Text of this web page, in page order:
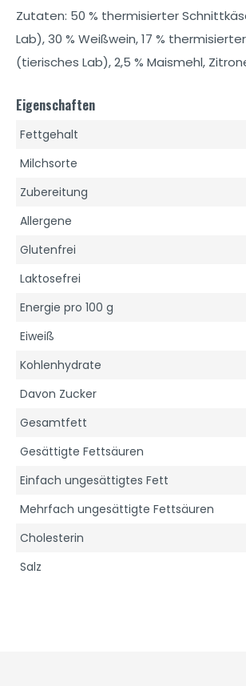
Zutaten: 50 % thermisierter
Lab), 30 % Weißwein, 17 %
(tierisches Lab), 2,5 % Maismehl,
Eigenschaften
Fettgehalt
Milchsorte
Zubereitung
Allergene
Glutenfrei
Laktosefrei
Energie pro 100 g
Eiweiß
Kohlenhydrate
Davon Zucker
Gesamtfett
Gesättigte Fettsäuren
Einfach ungesättigtes Fett
Mehrfach ungesättigte Fettsäuren
Cholesterin
Salz